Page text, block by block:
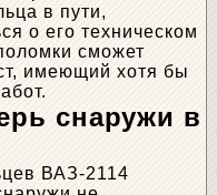
в пути,
о его техническом
сможет
имеющий хотя бы
снаружи в
ВАЗ-2114